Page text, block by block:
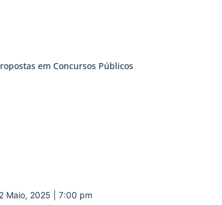
em Concursos Públicos
Maio, 2025 | 7:00 pm